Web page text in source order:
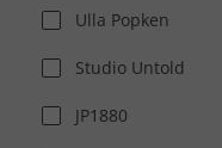
Ulla Popken
Studio Untold
JP1880